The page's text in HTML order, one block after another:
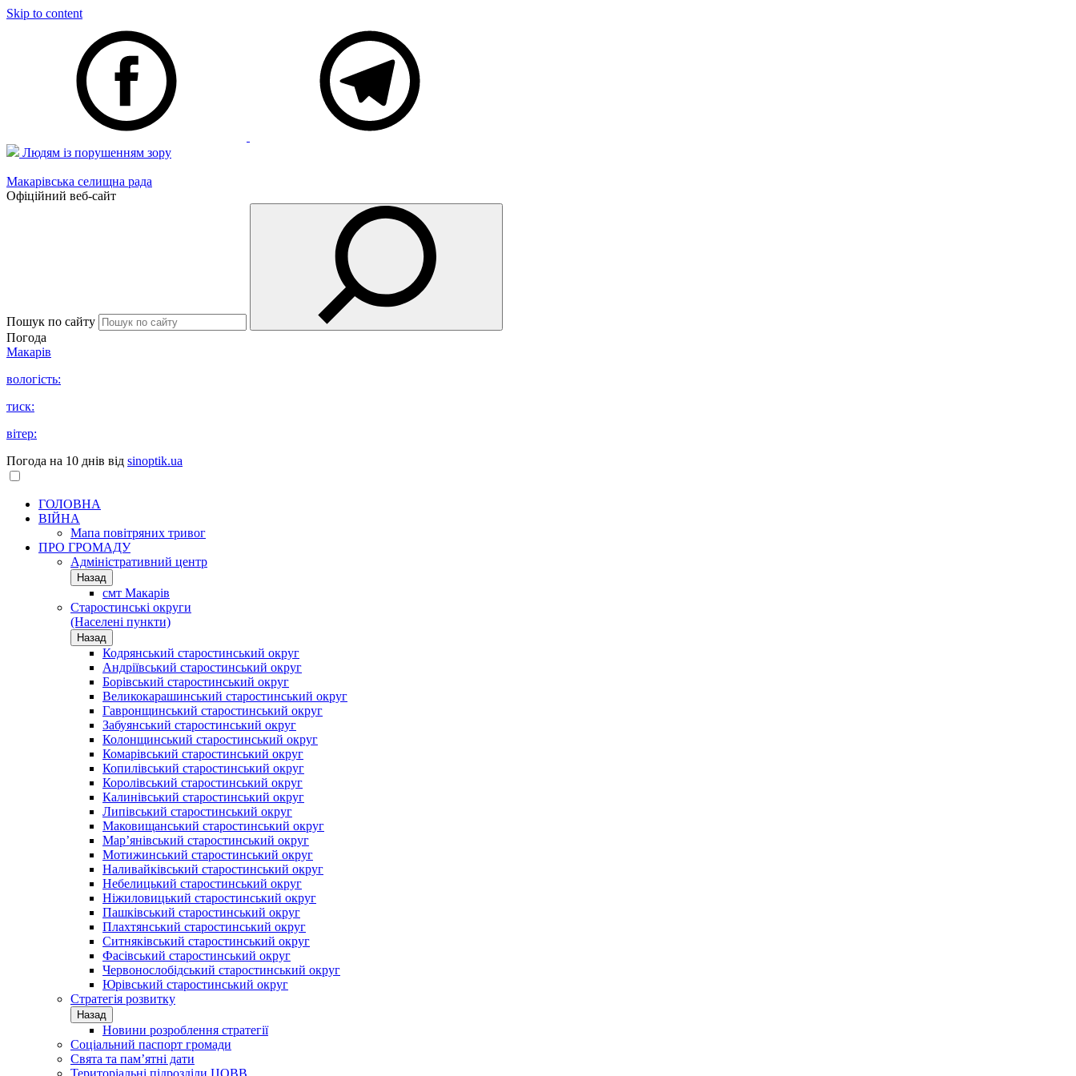
Skip to content
Людям із порушенням зору
Макарівська селищна рада
Офіційний веб-сайт
Пошук по сайту
Погода
Макарів
вологість:
тиск:
вітер:
Погода на 10 днів від sinoptik.ua
ГОЛОВНА
ВІЙНА
Мапа повітряних тривог
ПРО ГРОМАДУ
Aдміністративний центр
Назад
смт Макарів
Старостинські округи
(Населені пункти)
Назад
Кодрянський старостинський округ
Андріївський старостинський округ
Борівський старостинський округ
Великокарашинський старостинський округ
Гавронщинський старостинський округ
Забуянський старостинський округ
Колонщинський старостинський округ
Комарівський старостинський округ
Копилівський старостинський округ
Королівський старостинський округ
Калинівський старостинський округ
Липівський старостинський округ
Маковищанський старостинський округ
Мар’янівський старостинський округ
Мотижинський старостинський округ
Наливайківський старостинський округ
Небелицький старостинський округ
Ніжиловицький старостинський округ
Пашківський старостинський округ
Плахтянський старостинський округ
Ситняківський старостинський округ
Фасівський старостинський округ
Червонослобідський старостинський округ
Юрівський старостинський округ
Стратегія розвитку
Назад
Новини розроблення стратегії
Соціальний паспорт громади
Свята та пам’ятні дати
Територіальні підрозділи ЦОВВ